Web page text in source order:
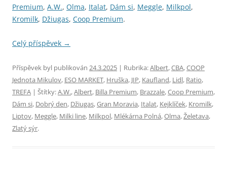
Premium, A.W., Olma, Italat, Dám si, Meggle, Milkpol,
Kromilk, Džiugas, Coop Premium.
Celý příspěvek →
Příspěvek byl publikován 24.3.2025 | Rubrika:Albert,CBA,COOP
Jednota Mikulov, ESO MARKET, Hruška, JIP, Kaufland, Lidl, Ratio,
TREFA | Štítky:A.W.,Albert, Billa Premium, Brazzale,Coop Premium,
Dám si, Dobrý den, Džiugas,Gran Moravia, Italat, Kejklíček, Kromilk,
Liptov, Meggle, Milki line, Milkpol, Mlékárna Polná,Olma,Želetava,
Zlatý sýr.